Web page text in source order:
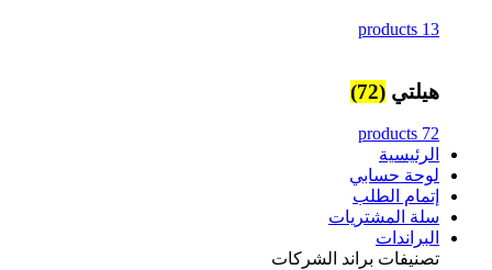
13 products
هيلتي (72)
72 products
الرئيسية
لوحة حسابي
إتمام الطلب
سلة المشتريات
البراندات
تصنيفات براند الشركات